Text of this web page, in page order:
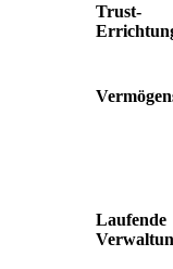
Trust-
Laufende